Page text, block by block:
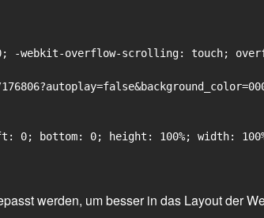
-webkit-overflow-scrolling: touch;
0; bottom: 0; height: 100%; width:
werden, um besser in das Layout der